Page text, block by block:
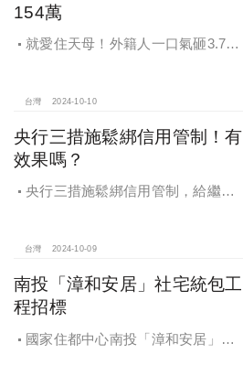
154萬
就愛住天母！外籍人一口氣砸3.78
台灣 2024-10-10
央行三措施鬆綁信用管制！有
效果嗎？
央行三措施鬆綁信用管制，給繼
台灣 2024-10-09
南投「漳和安居」社宅統包工
程招標
國家住都中心南投「漳和安居」社